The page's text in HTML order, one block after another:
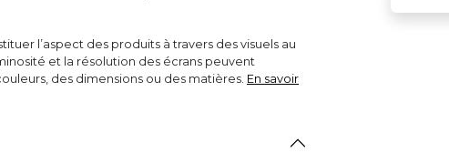
l’aspect des produits à travers des visuels au
et la résolution des écrans peuvent
des dimensions ou des matières. En savoir